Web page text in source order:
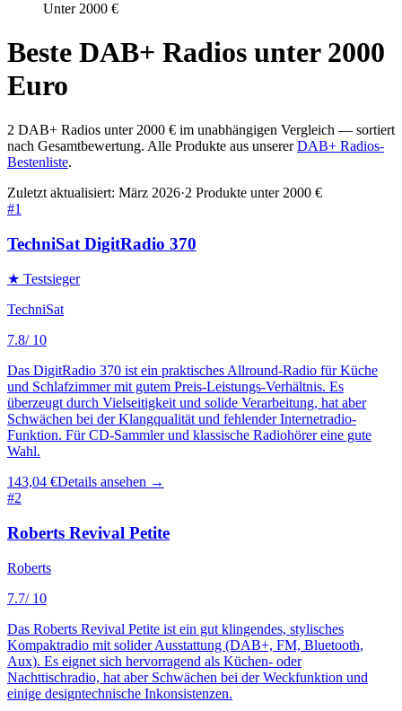
Unter 2000 €
Beste DAB+ Radios unter 2000
Euro
2 DAB+ Radios unter 2000 € im unabhängigen Vergleich — sortiert
nach Gesamtbewertung. Alle Produkte aus unserer DAB+ Radios-
Bestenliste.
Zuletzt aktualisiert: März 2026·2 Produkte unter 2000 €
#1
TechniSat DigitRadio 370
★ Testsieger
TechniSat
7.8/ 10
Das DigitRadio 370 ist ein praktisches Allround-Radio für Küche
und Schlafzimmer mit gutem Preis-Leistungs-Verhältnis. Es
überzeugt durch Vielseitigkeit und solide Verarbeitung, hat aber
Schwächen bei der Klangqualität und fehlender Internetradio-
Funktion. Für CD-Sammler und klassische Radiohörer eine gute
Wahl.
143,04 €Details ansehen →
#2
Roberts Revival Petite
Roberts
7.7/ 10
Das Roberts Revival Petite ist ein gut klingendes, stylisches
Kompaktradio mit solider Ausstattung (DAB+, FM, Bluetooth,
Aux). Es eignet sich hervorragend als Küchen- oder
Nachttischradio, hat aber Schwächen bei der Weckfunktion und
einige designtechnische Inkonsistenzen.